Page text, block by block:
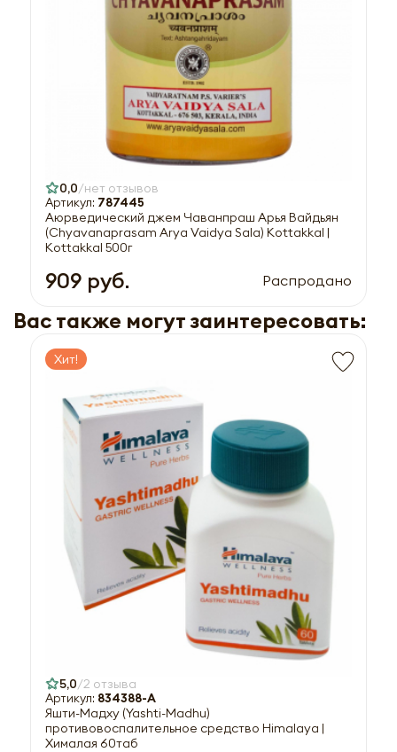
0,0 нет отзывов
Артикул: 787445
Аюрведический джем Чаванпраш Арья Вайдьян
(Chyavanaprasam Arya Vaidya Sala) Kottakkal |
Kottakkal 500г
909 руб. Распродано
Вас также могут заинтересовать:
Хит!
5,0 2 отзыва
Артикул: 834388-A
Яшти-Мадху (Yashti-Madhu)
противовоспалительное средство Himalaya |
Хималая 60таб